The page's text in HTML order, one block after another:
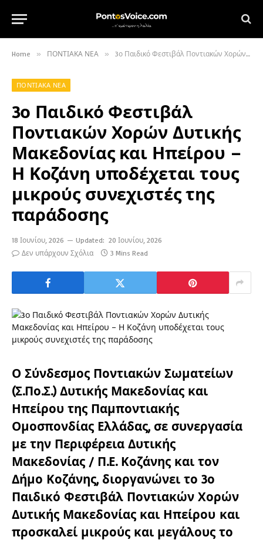
Home » ΠΟΝΤΙΑΚΑ ΝΕΑ » 3ο Παιδικό Φεστιβάλ Ποντιακών Χορών Δυτικής Μακεδονίας και Ηπείρου – Η Κοζάνη υποδέχεται τους μικρούς συνεχιστές της παράδοσης
ΠΟΝΤΙΑΚΑ ΝΕΑ
3ο Παιδικό Φεστιβάλ
Ποντιακών Χορών Δυτικής
Μακεδονίας και Ηπείρου –
Η Κοζάνη υποδέχεται τους
μικρούς συνεχιστές της
παράδοσης
18 Ιουνίου, 2026 Updated: 20 Ιουνίου, 2026
Δεν υπάρχουν Σχόλια
3 Mins Read
Ο Σύνδεσμος Ποντιακών Σωματείων
(Σ.Πο.Σ.) Δυτικής Μακεδονίας και
Ηπείρου της Παμποντιακής
Ομοσπονδίας Ελλάδας, σε συνεργασία
με την Περιφέρεια Δυτικής
Μακεδονίας / Π.Ε. Κοζάνης και τον
Δήμο Κοζάνης, διοργανώνει το 3ο
Παιδικό Φεστιβάλ Ποντιακών Χορών
Δυτικής Μακεδονίας και Ηπείρου και
προσκαλεί μικρούς και μεγάλους το